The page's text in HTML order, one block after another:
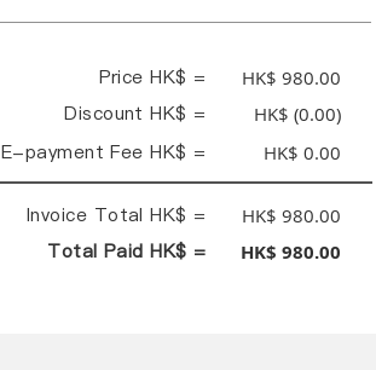
Price HK$ = HK$ 980.00
Discount HK$ = HK$ (0.00)
E-payment Fee HK$ = HK$ 0.00
Invoice Total HK$ = HK$ 980.00
Total Paid HK$ = HK$ 980.00